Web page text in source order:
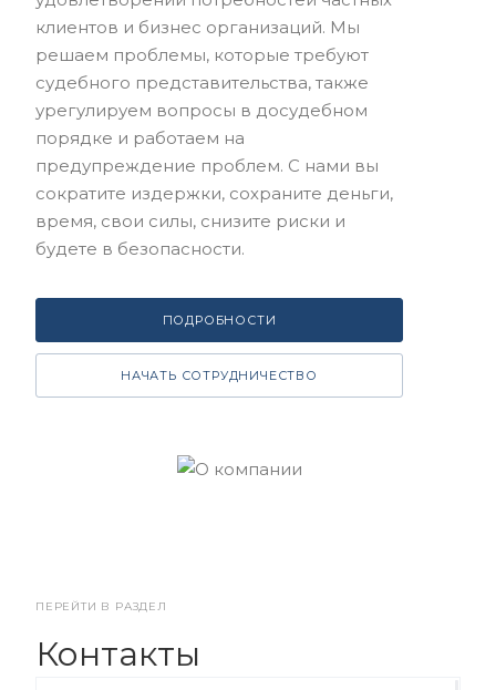
клиентов и бизнес организаций. Мы
решаем проблемы, которые требуют
судебного представительства, также
урегулируем вопросы в досудебном
порядке и работаем на
предупреждение проблем. С нами вы
сократите издержки, сохраните деньги,
время, свои силы, снизите риски и
будете в безопасности.
ПОДРОБНОСТИ
НАЧАТЬ СОТРУДНИЧЕСТВО
ПЕРЕЙТИ В РАЗДЕЛ
Контакты